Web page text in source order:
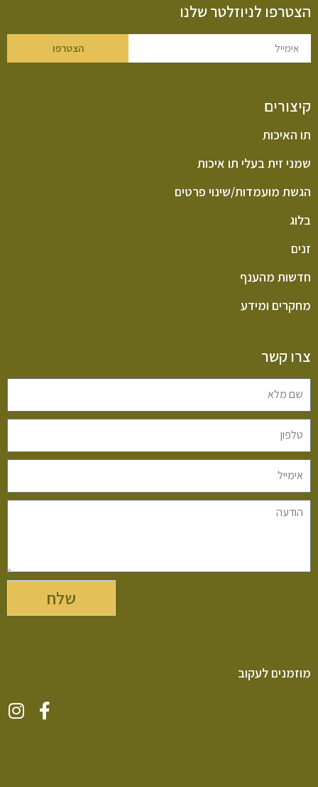
הצטרפו לניוזלטר שלנו
הצטרפו
קיצורים
תו האיכות
שמני זית בעלי תו איכות
הגשת מועמדות/שינוי פרטים
בלוג
זנים
חדשות מהענף
מחקרים ומידע
צרו קשר
שלח
מוזמנים לעקוב